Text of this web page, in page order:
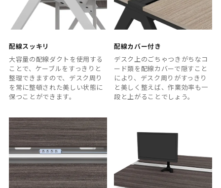
配線スッキリ
大容量の配線ダクトを使用する
ことで、ケーブルをすっきりと
整理できますので、デスク周り
を常に整頓された美しい状態に
保つことができます。
配線カバー付き
デスク上のごちゃつきがちなコ
ード類を配線カバーで隠すこと
により、デスク周りがすっきり
と美しく整えば、作業効率も一
段と上がることでしょう。